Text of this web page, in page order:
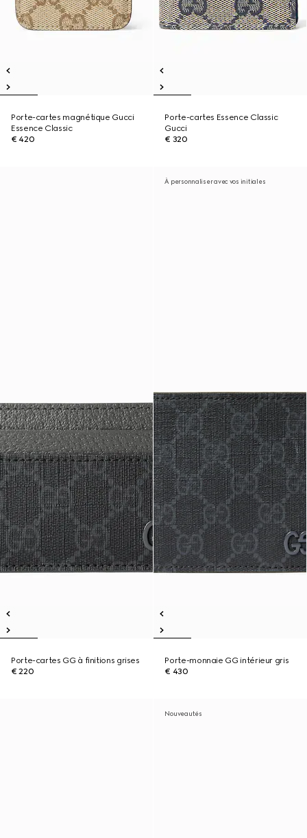
Porte-cartes magnétique Gucci
Essence Classic
€ 420
Porte-cartes Essence Classic
Gucci
€ 320
Porte-cartes GG à finitions grises
€ 220
À personnaliser avec vos initiales
Porte-monnaie GG intérieur gris
€ 430
Nouveautés